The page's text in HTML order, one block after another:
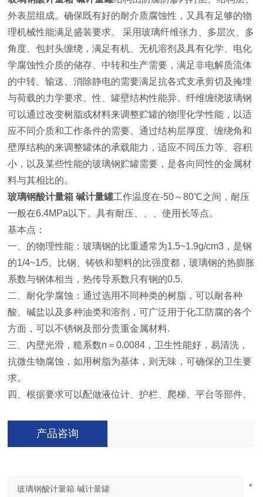
外表层组成。确保既有好的耐介质腐蚀性，又具有足够的物
理机械性能满足盛装要求。 采用玻璃纤维张力、多层次、多
角度、包封头缠绕，满足有机、无机溶剂及具有化学、电化
学腐蚀性介质的储存、中转和生产需要，满足非电解质流体
的中转、输送、消除静电的需要满足抗各式支承剪切及掩埋
与荷载的力学要求。性、罐壁结构性能异。纤维缠绕玻璃钢
可以通过改变树脂或材料来调整贮罐的物理化学性能，以适
应不同介质和工作条件的需要。通过结构层厚度、缠绕角和
壁厚结构的来调整罐体的承载能力，适应不同压力等、容积
小，以及某些性能的玻璃钢贮罐需要，是各向同性的金属材
料与其相比的。
玻璃钢酸计量箱 碱计量罐工作温度在-50～80℃之间，耐压
一般在6.4MPa以下。具有耐压、、、使用长等点。
基本点：
一、的物理性能：玻璃钢的比重通常为1.5~1.9g/cm3，是钢
的1/4~1/5。比钢、铸铁和塑料的比强度都，玻璃钢的热膨胀
系数与钢体相当，热传导系数只有钢的0.5.
二、耐化学腐蚀：通过选用不同种类的树脂，可以耐各种
酸、碱盐以及多种油类和溶剂，可广泛用于化工防腐的各个
方面，可以不锈钢及部分贵重金属材料.
三、内壁光滑，糙系数n＝0.0084，卫生性能好，易清洗，
抗微生物腐蚀，如用树脂为基体，则无味，可确保的卫生要
求。
四、根据要求可以配做液位计、护栏、爬梯、平台等部件。
产品咨询